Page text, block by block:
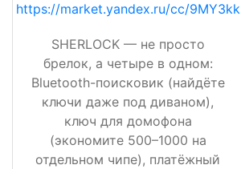
https://market.yandex.ru/cc/9MY3kk
SHERLOCK — не просто
брелок, а четыре в одном:
Bluetooth-поисковик (найдёте
ключи даже под диваном),
ключ для домофона
(экономите 500–1000 на
отдельном чипе), платёжный